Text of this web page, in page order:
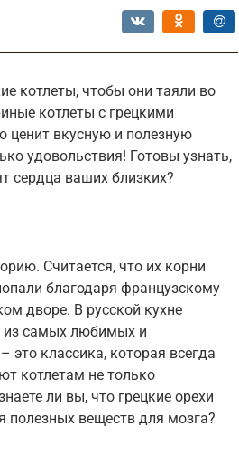
котлеты, чтобы они таяли во
котлеты с грецкими
ценит вкусную и полезную
удовольствия! Готовы узнать,
сердца ваших близких?
Считается, что их корни
благодаря французскому
дворе. В русской кухне
из самых любимых и
это классика, которая всегда
котлетам не только
ли вы, что грецкие орехи
полезных веществ для мозга?